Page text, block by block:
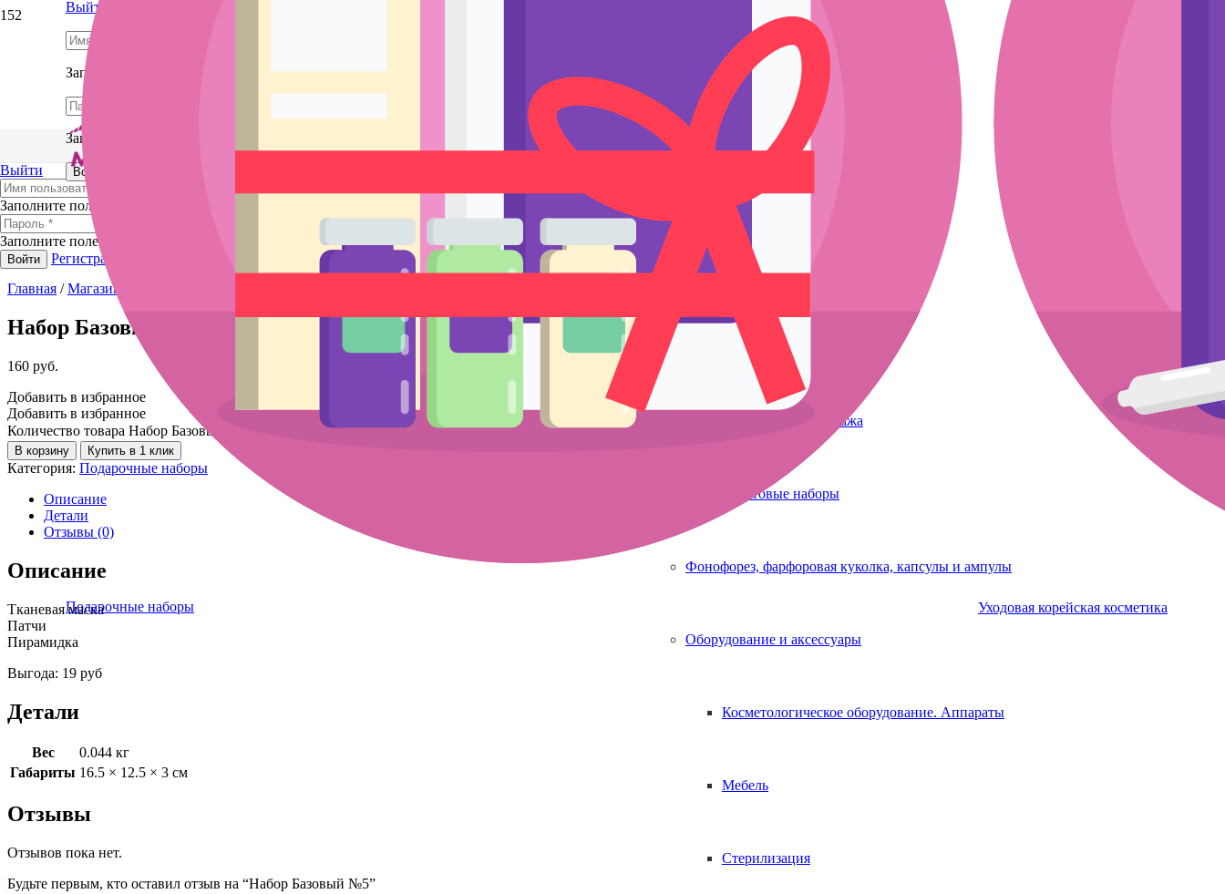
Выйти
Заполните поле
Заполните поле
Войти
Ручки держатели
Тренировка и эскиз
Подставки и емкости
Одноразовые расходники
Аппараты для татуажа
Стартовые наборы
Фонофорез, фарфоровая куколка, капсулы и ампулы
Оборудование и аксессуары
Косметологическое оборудование. Аппараты
Мебель
Стерилизация
Подарочные наборы Уходовая корейская косметика
Выйти
Заполните поле
Заполните поле
Войти Регистрация
Главная /Магазин
Набор Базовый №5
160 руб.
Добавить в избранное
Добавить в избранное
Количество товара Набор Базовый №5
В корзину Купить в 1 клик
Категория: Подарочные наборы
Описание
Детали
Отзывы (0)
Описание
Тканевая маска
Патчи
Пирамидка
Выгода: 19 руб
Детали
Вес
0.044 кг
Габариты 16.5 × 12.5 × 3 см
Отзывы
Отзывов пока нет.
Будьте первым, кто оставил отзыв на “Набор Базовый №5”